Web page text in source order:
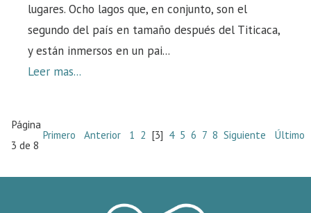
lugares. Ocho lagos que, en conjunto, son el
segundo del país en tamaño después del Titicaca,
y están inmersos en un pai...
Leer mas...
Página
3 de 8
Primero Anterior 1 2 [3] 4 5 6 7 8 Siguiente Último